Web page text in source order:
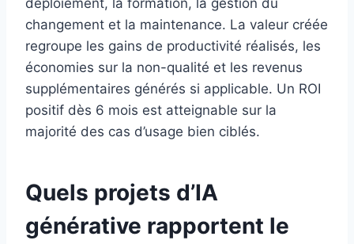
changement et la maintenance. La valeur créée
regroupe les gains de productivité réalisés, les
économies sur la non-qualité et les revenus
supplémentaires générés si applicable. Un ROI
positif dès 6 mois est atteignable sur la
majorité des cas d’usage bien ciblés.
Quels projets d’IA
générative rapportent le